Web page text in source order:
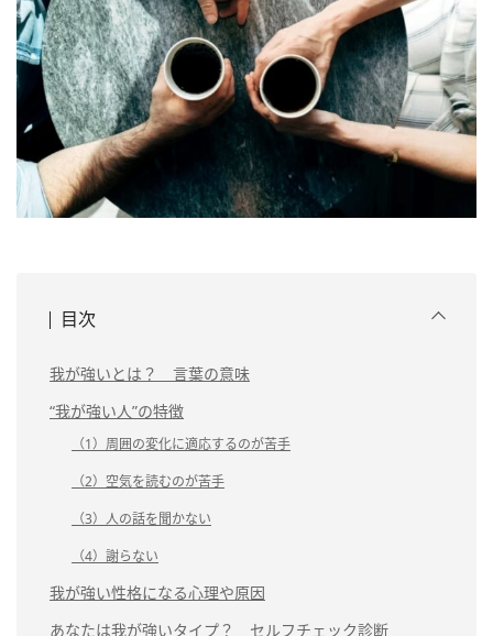
目次
我が強いとは？ 言葉の意味
“我が強い人”の特徴
（1）周囲の変化に適応するのが苦手
（2）空気を読むのが苦手
（3）人の話を聞かない
（4）謝らない
我が強い性格になる心理や原因
あなたは我が強いタイプ？ セルフチェック診断